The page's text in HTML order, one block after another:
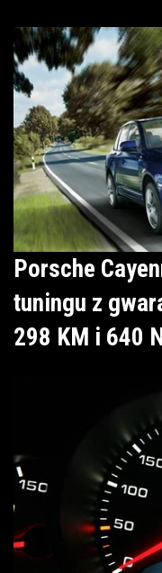
Porsche
tuningu z
298 KM i 640